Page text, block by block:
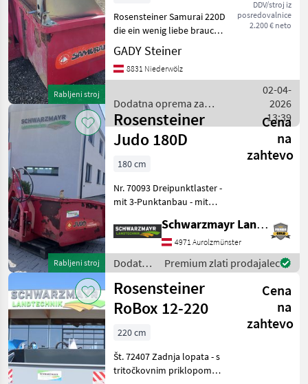
Rabljeni stroj
DDV/stroj iz
posredovalnice
2.200 € neto
Rosensteiner Samurai 220D
die ein wenig liebe braucht
aber für einen Schlosser
NULL Auswand . Daher der
Schnäppchenpreis : Anstatt
NUR 2200
GADY Steiner
8831 Niederwölz
Dodatna oprema za
traktorje / Rosensteiner
02-04-
2026
13:39
Rabljeni stroj
Rosensteiner
Judo 180D
Cena
na
zahtevo
180 cm
Nr. 70093 Dreipunktlaster -
mit 3-Punktanbau - mit
50-42cm Seitenwände - mit
abnehmbarer Rückwand
und Schwenkvorrichtung -
mit DW
Schwarzmayr Landtechnik GmbH - Aurolzmünster
4971 Aurolzmünster
Dodatna
oprema
za
traktorje
/
Rosensteiner
Premium zlati prodajalec
Rosensteiner
RoBox 12-220
Cena
na
zahtevo
220 cm
Št. 72407 Zadnja lopata - s
tritočkovnim priklopom